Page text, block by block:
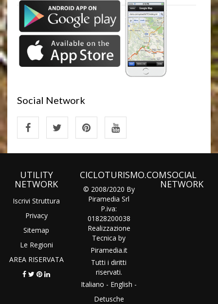
Social Network
UTILITY
NETWORK
Iscrivi Struttura
Privacy
Sitemap
Le Regioni
AREA RISERVATA
CICLOTURISMO.COM
© 2008/2020 By
Piramedia Srl
P.iva:
01828200038
Realizzazione
Tecnica by
Piramedia.it
Tutti i diritti
riservati.
Italiano - English -
Detusche
SOCIAL
NETWORK